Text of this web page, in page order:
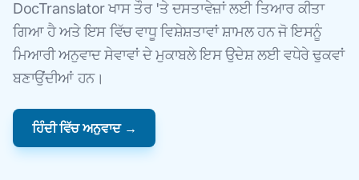
DocTranslator ਖਾਸ ਤੌਰ 'ਤੇ ਦਸਤਾਵੇਜ਼ਾਂ ਲਈ ਤਿਆਰ ਕੀਤਾ
ਗਿਆ ਹੈ ਅਤੇ ਇਸ ਵਿੱਚ ਵਾਧੂ ਵਿਸ਼ੇਸ਼ਤਾਵਾਂ ਸ਼ਾਮਲ ਹਨ ਜੋ ਇਸਨੂੰ
ਮਿਆਰੀ ਅਨੁਵਾਦ ਸੇਵਾਵਾਂ ਦੇ ਮੁਕਾਬਲੇ ਇਸ ਉਦੇਸ਼ ਲਈ ਵਧੇਰੇ ਢੁਕਵਾਂ
ਬਣਾਉਂਦੀਆਂ ਹਨ।
ਹਿੰਦੀ ਵਿੱਚ ਅਨੁਵਾਦ →